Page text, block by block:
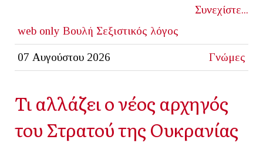
Συνεχίστε...
web only Βουλή Σεξιστικός λόγος
07 Αυγούστου 2026 Γνώμες
Τι αλλάζει ο νέος αρχηγός
του Στρατού της Ουκρανίας